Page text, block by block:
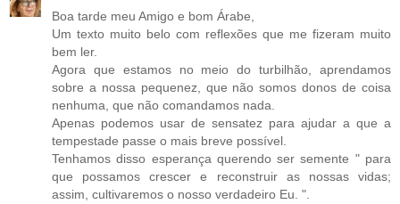
Boa tarde meu Amigo e bom Árabe,
Um texto muito belo com reflexões que me fizeram muito
bem ler.
Agora que estamos no meio do turbilhão, aprendamos
sobre a nossa pequenez, que não somos donos de coisa
nenhuma, que não comandamos nada.
Apenas podemos usar de sensatez para ajudar a que a
tempestade passe o mais breve possível.
Tenhamos disso esperança querendo ser semente " para
que possamos crescer e reconstruir as nossas vidas;
assim, cultivaremos o nosso verdadeiro Eu. ".